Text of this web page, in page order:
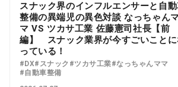
スナック界のインフルエンサーと自
整備の異端児の異色対談 なっちゃん
マ VS ツカサ工業 佐藤憲司社長【前
編】 スナック業界が今すごいことに
っている！
#DX#スナック #ツカサ工業#なっちゃんママ
#自動車整備